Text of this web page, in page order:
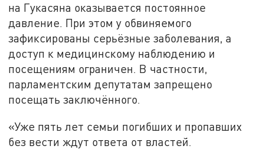
на Гукасяна оказывается постоянное
давление. При этом у обвиняемого
зафиксированы серьёзные заболевания, а
доступ к медицинскому наблюдению и
посещениям ограничен. В частности,
парламентским депутатам запрещено
посещать заключённого.
«Уже пять лет семьи погибших и пропавших
без вести ждут ответа от властей.